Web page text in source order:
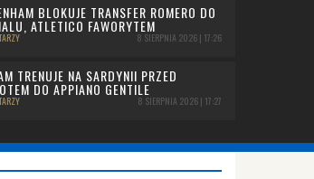
BLOKUJE TRANSFER ROMERO DO
ATLETICO FAWORYTEM
8 SIERPNIA 2026 | 17:26
TRENUJE NA SARDYNII PRZED
DO APPIANO GENTILE
8 SIERPNIA 2026 | 17:27